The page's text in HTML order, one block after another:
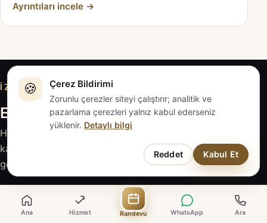
Ayrıntıları incele →
İZMIT · KOCAELI
EVAPLUS İZMİT ile iletişime geçin
Hizmeti inceleyin, sorularınızı hazırlayın; güncel
kapsam ve fiyat için EVAPLUS İZMİT ile doğrudan
görüşün.
Randevu Talebi
Ana Hizmet Randevu WhatsApp Ara
🍪 Çerez Bildirimi
Zorunlu çerezler siteyi çalıştırır; analitik ve
pazarlama çerezleri yalnız kabul ederseniz
yüklenir. Detaylı bilgi
Reddet Kabul Et